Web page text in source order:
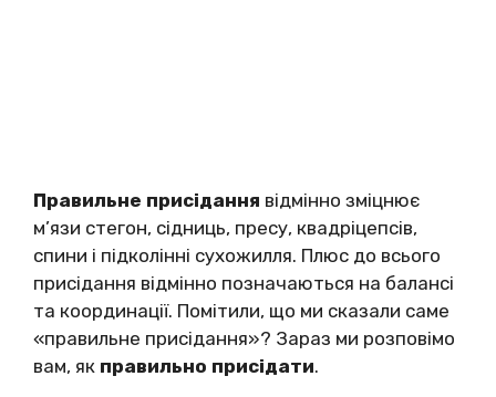
Правильне присідання відмінно зміцнює
м’язи стегон, сідниць, пресу, квадріцепсів,
спини і підколінні сухожилля. Плюс до всього
присідання відмінно позначаються на балансі
та координації. Помітили, що ми сказали саме
«правильне присідання»? Зараз ми розповімо
вам, як правильно присідати.